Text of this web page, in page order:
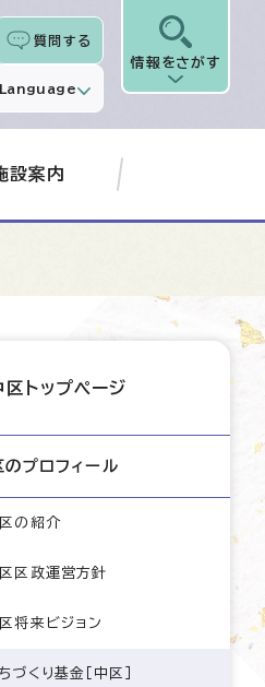
質問する
Language
情報をさがす
設案内
区トップページ
のプロフィール
の紹介
区政運営方針
将来ビジョン
づくり基金［中区］